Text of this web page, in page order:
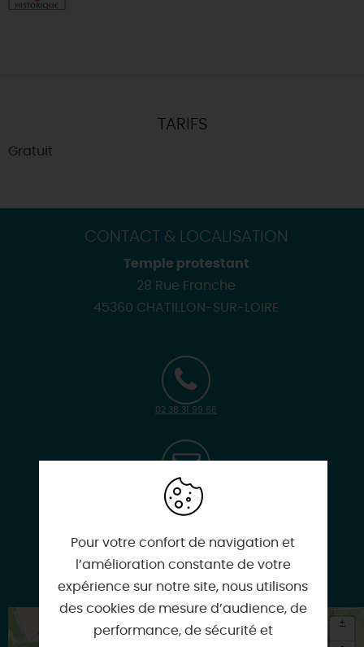
TARIFS
Gratuit
CONTACT & LOCALISATION
Temple protestant
28 Rue Franche
45360 CHATILLON-SUR-LOIRE
02 38 31 99 66
espaceculturel@chatillonsurloire.fr
+
Pour votre confort de navigation et
l’amélioration constante de votre
expérience sur notre site, nous utilisons
des cookies de mesure d’audience, de
performance, de sécurité et